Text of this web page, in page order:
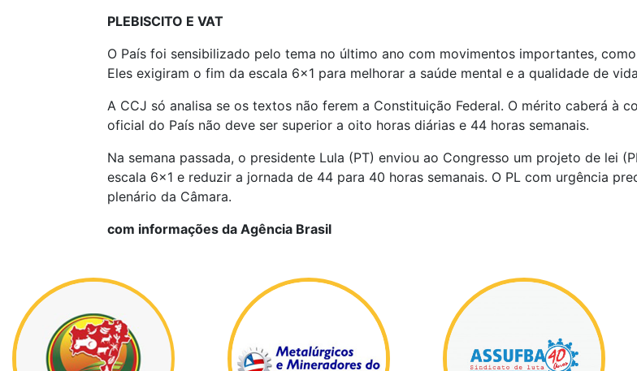
PLEBISCITO E VAT
O País foi sensibilizado pelo tema no último ano com movimentos importantes,
Eles exigiram o fim da escala 6x1 para melhorar a saúde mental e a qualidade de
A CCJ só analisa se os textos não ferem a Constituição Federal. O mérito caberá à
oficial do País não deve ser superior a oito horas diárias e 44 horas semanais.
Na semana passada, o presidente Lula (PT) enviou ao Congresso um projeto de lei
escala 6x1 e reduzir a jornada de 44 para 40 horas semanais. O PL com urgência
plenário da Câmara.
com informações da Agência Brasil